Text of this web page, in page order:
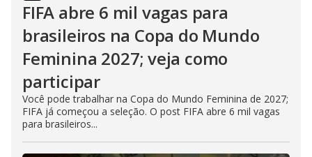
FIFA abre 6 mil vagas para
brasileiros na Copa do Mundo
Feminina 2027; veja como
participar
Você pode trabalhar na Copa do Mundo Feminina de 2027;
FIFA já começou a seleção. O post FIFA abre 6 mil vagas
para brasileiros...